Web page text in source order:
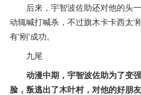
后来，宇智波佐助还对他的头
动辄喊打喊杀，不过旗木卡卡西太‘
有‘刚’成功。
九尾
动漫中期，宇智波佐助为了变
脸，叛逃出了木叶村，对他的好朋